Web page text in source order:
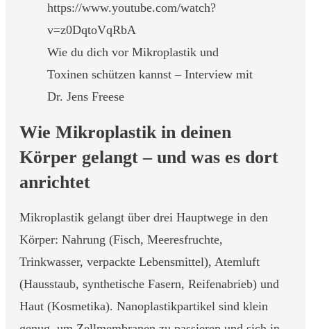
https://www.youtube.com/watch?
v=z0DqtoVqRbA
Wie du dich vor Mikroplastik und
Toxinen schützen kannst – Interview mit
Dr. Jens Freese
Wie Mikroplastik in deinen
Körper gelangt – und was es dort
anrichtet
Mikroplastik gelangt über drei Hauptwege in den
Körper: Nahrung (Fisch, Meeresfruchte,
Trinkwasser, verpackte Lebensmittel), Atemluft
(Hausstaub, synthetische Fasern, Reifenabrieb) und
Haut (Kosmetika). Nanoplastikpartikel sind klein